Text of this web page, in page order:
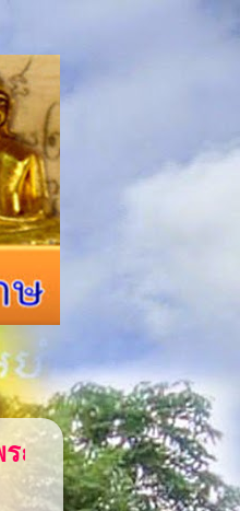
ลวงพ่อโตวัดเขีย